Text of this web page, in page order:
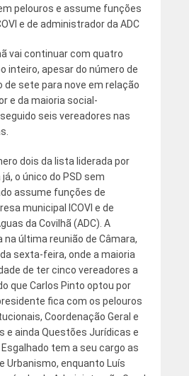
pelouros e assume funções
e de administrador da ADC
vai continuar com quatro
inteiro, apesar do número de
sete para nove em relação
e da maioria social-
seis vereadores nas
dois da lista liderada por
o único do PSD sem
assume funções de
municipal ICOVI e de
da Covilhã (ADC). A
última reunião de Câmara,
sexta-feira, onde a maioria
de ter cinco vereadores a
que Carlos Pinto optou por
fica com os pelouros
Coordenação Geral e
e ainda Questões Jurídicas e
tem a seu cargo as
Urbanismo, enquanto Luís